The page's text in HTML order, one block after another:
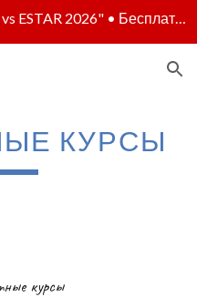
Премьера мастер-класса "SER vs ESTAR 2026" • Бесплатное участие - по регистрации • Полная программа - скоро
КУРСЫ
курсы